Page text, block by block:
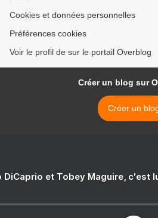
Cookies et données personnelles
Préférences cookies
Voir le profil de sur le portail Overblog
Créer un blog sur
Créer un
DiCaprio et Tobey Maguire, c'est